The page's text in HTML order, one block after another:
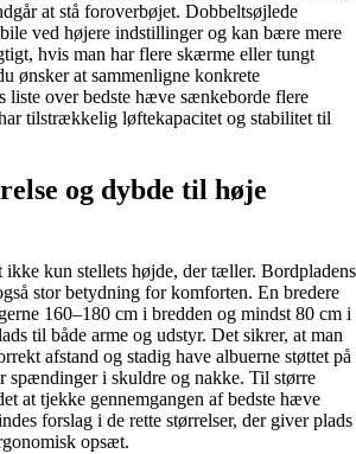
at stå foroverbøjet. Dobbeltsøjlede
ved højere indstillinger og kan bære mere
hvis man har flere skærme eller tungt
ønsker at sammenligne konkrete
liste over bedste hæve sænkeborde flere
tilstrækkelig løftekapacitet og stabilitet til
og dybde til høje
ikke kun stellets højde, der tæller. Bordpladens
stor betydning for komforten. En bredere
160–180 cm i bredden og mindst 80 cm i
til både arme og udstyr. Det sikrer, at man
afstand og stadig have albuerne støttet på
spændinger i skuldre og nakke. Til større
at tjekke gennemgangen af bedste hæve
forslag i de rette størrelser, der giver plads
opsæt.